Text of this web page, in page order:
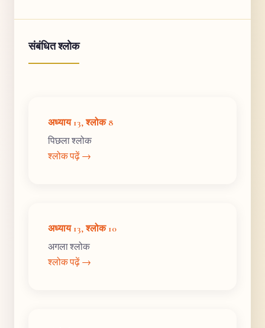
संबंधित श्लोक
अध्याय 13, श्लोक 8
पिछला श्लोक
श्लोक पढ़ें →
अध्याय 13, श्लोक 10
अगला श्लोक
श्लोक पढ़ें →